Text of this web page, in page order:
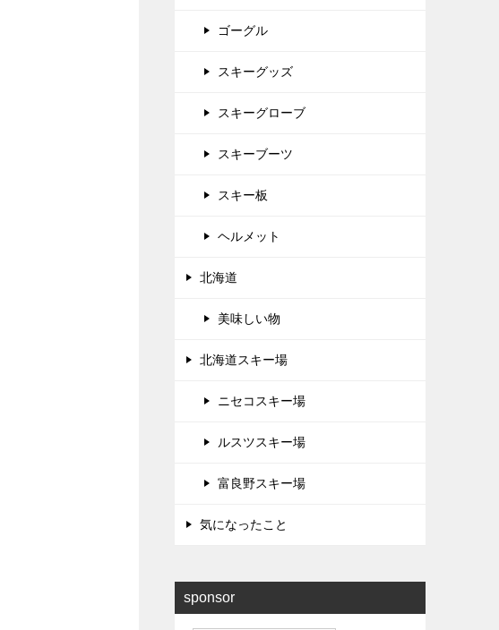
ゴーグル
スキーグッズ
スキーグローブ
スキーブーツ
スキー板
ヘルメット
北海道
美味しい物
北海道スキー場
ニセコスキー場
ルスツスキー場
富良野スキー場
気になったこと
sponsor